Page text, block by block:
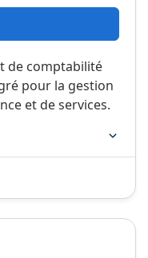
de comptabilité
pour la gestion
et de services.